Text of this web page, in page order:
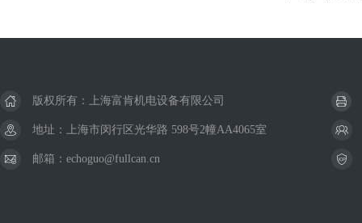
版权所有：上海富肯机电设备有限公司
地址：上海市闵行区光华路 598号2幢AA4065室
邮箱：echoguo@fullcan.cn